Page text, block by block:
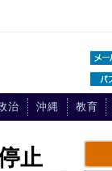
治 沖縄 教育
止